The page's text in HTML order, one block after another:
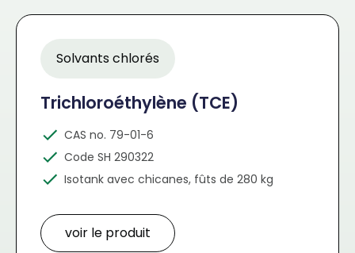
Solvants chlorés
Trichloroéthylène (TCE)
CAS no. 79-01-6
Code SH 290322
Isotank avec chicanes, fûts de 280 kg
voir le produit